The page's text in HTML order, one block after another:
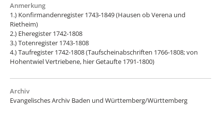
Anmerkung
1.) Konfirmandenregister 1743-1849 (Hausen ob Verena und
Rietheim)
2.) Eheregister 1742-1808
3.) Totenregister 1743-1808
4.) Taufregister 1742-1808 (Taufscheinabschriften 1766-1808; von
Hohentwiel Vertriebene, hier Getaufte 1791-1800)
Archiv
Evangelisches Archiv Baden und Württemberg/Württemberg